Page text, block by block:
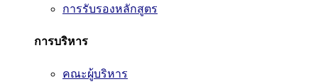
การรับรองหลักสูตร
การบริหาร
คณะผู้บริหาร